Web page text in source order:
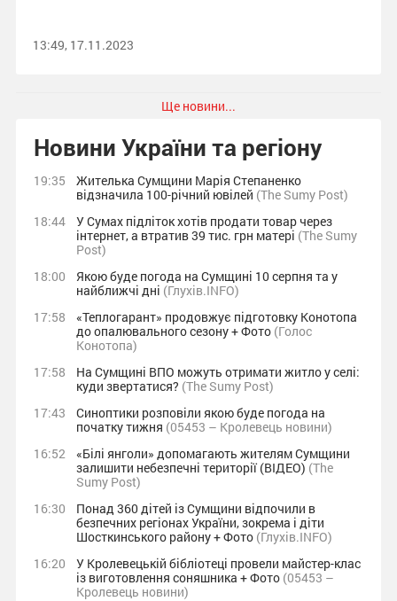
13:49, 17.11.2023
Ще новини...
Новини України та регіону
19:35
Жителька Сумщини Марія Степаненко
відзначила 100-річний ювілей (The Sumy Post)
18:44
У Сумах підліток хотів продати товар через
інтернет, а втратив 39 тис. грн матері (The Sumy
Post)
18:00
Якою буде погода на Сумщині 10 серпня та у
найближчі дні (Глухів.INFO)
17:58
«Теплогарант» продовжує підготовку Конотопа
до опалювального сезону + Фото (Голос
Конотопа)
17:58
На Сумщині ВПО можуть отримати житло у селі:
куди звертатися? (The Sumy Post)
17:43
Синоптики розповіли якою буде погода на
початку тижня (05453 – Кролевець новини)
16:52
«Білі янголи» допомагають жителям Сумщини
залишити небезпечні території (ВІДЕО) (The
Sumy Post)
16:30
Понад 360 дітей із Сумщини відпочили в
безпечних регіонах України, зокрема і діти
Шосткинського району + Фото (Глухів.INFO)
16:20
У Кролевецькій бібліотеці провели майстер-клас
із виготовлення соняшника + Фото (05453 –
Кролевець новини)